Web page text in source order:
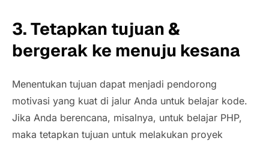
3. Tetapkan tujuan &
bergerak ke menuju kesana
Menentukan tujuan dapat menjadi pendorong
motivasi yang kuat di jalur Anda untuk belajar kode.
Jika Anda berencana, misalnya, untuk belajar PHP,
maka tetapkan tujuan untuk melakukan proyek